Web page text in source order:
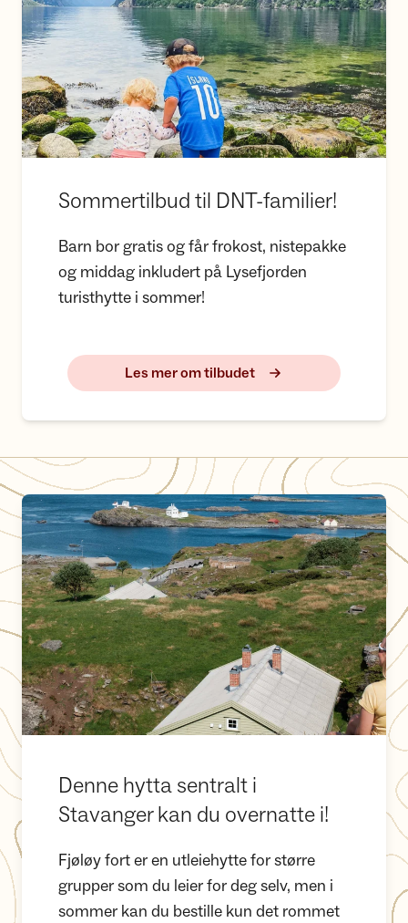
Sommertilbud til DNT-familier!
Barn bor gratis og får frokost, nistepakke
og middag inkludert på Lysefjorden
turisthytte i sommer!
Les mer om tilbudet
Denne hytta sentralt i Stavanger kan du overnatte i!
Denne hytta sentralt i
Stavanger kan du overnatte i!
Fjøløy fort er en utleiehytte for større
grupper som du leier for deg selv, men i
sommer kan du bestille kun det rommet